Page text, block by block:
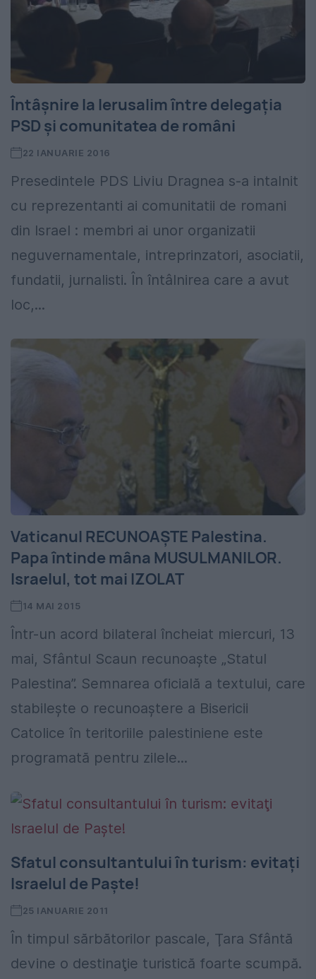
Întâșnire la Ierusalim între delegația
PSD și comunitatea de români
22 IANUARIE 2016
Presedintele PDS Liviu Dragnea s-a intalnit
cu reprezentanti ai comunitatii de romani
din Israel : membri ai unor organizatii
neguvernamentale, intreprinzatori, asociatii,
fundatii, jurnalisti. În întâlnirea care a avut
loc,...
Vaticanul RECUNOAȘTE Palestina.
Papa întinde mâna MUSULMANILOR.
Israelul, tot mai IZOLAT
14 MAI 2015
Într-un acord bilateral încheiat miercuri, 13
mai, Sfântul Scaun recunoaște „Statul
Palestina”. Semnarea oficială a textului, care
stabilește o recunoaștere a Bisericii
Catolice în teritoriile palestiniene este
programată pentru zilele...
Sfatul consultantului în turism: evitaţi
Israelul de Paşte!
25 IANUARIE 2011
În timpul sărbătorilor pascale, Ţara Sfântă
devine o destinaţie turistică foarte scumpă.